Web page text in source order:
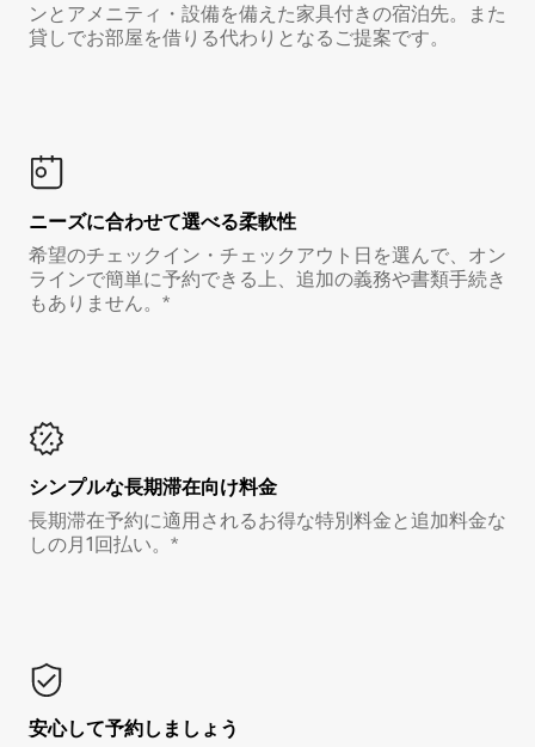
ンとアメニティ・設備を備えた家具付きの宿泊先。また
貸しでお部屋を借りる代わりとなるご提案です。
ニーズに合わせて選べる柔軟性
希望のチェックイン・チェックアウト日を選んで、オン
ラインで簡単に予約できる上、追加の義務や書類手続き
もありません。*
シンプルな長期滞在向け料金
長期滞在予約に適用されるお得な特別料金と追加料金な
しの月1回払い。*
安心して予約しましょう